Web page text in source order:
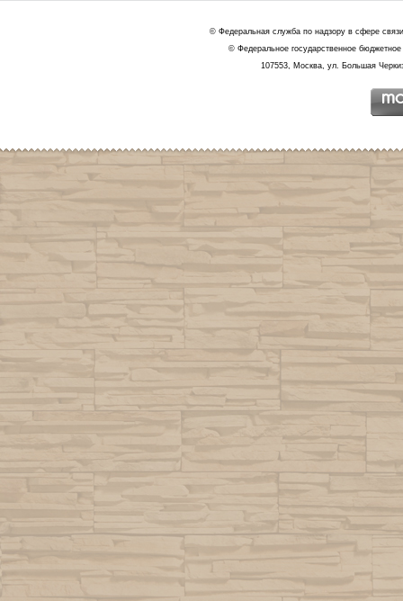
© Федеральная служба по надзору в сфере
© Федеральное государственное
107553, Москва, ул. Большая